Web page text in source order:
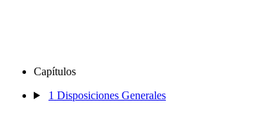
Capítulos
1 Disposiciones Generales